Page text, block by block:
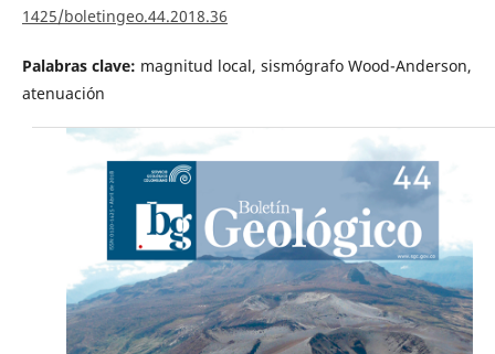
1425/boletingeo.44.2018.36
Palabras clave: magnitud local, sismógrafo Wood-Anderson,
atenuación